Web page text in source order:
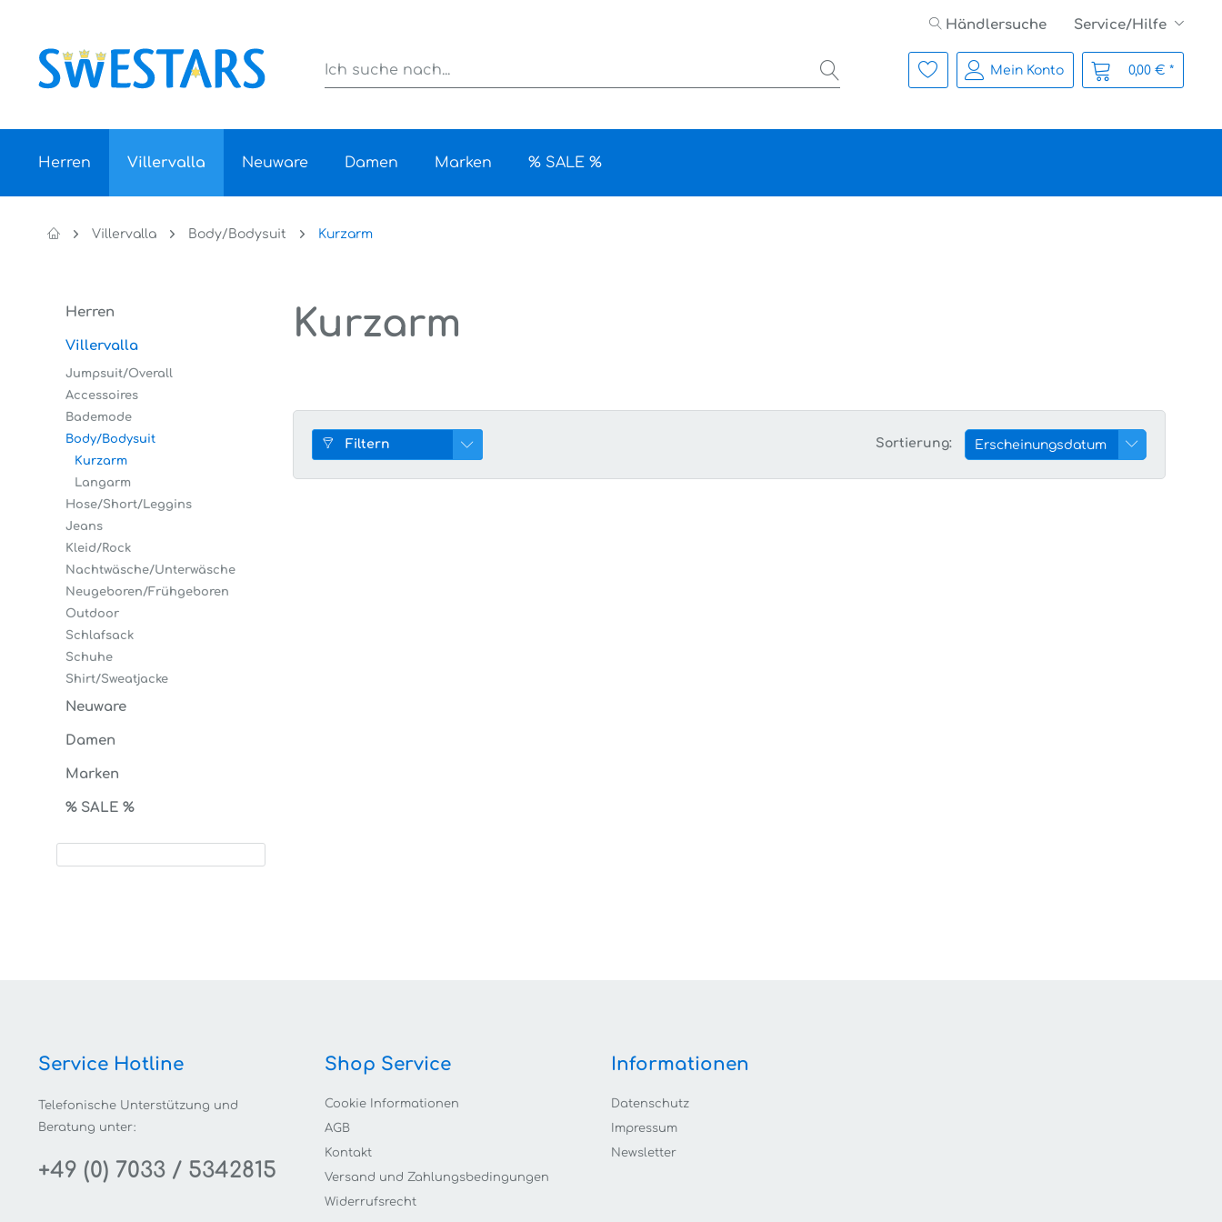
Händlersuche Service/Hilfe
Mein Konto 0,00 € *
Herren Villervalla Neuware Damen Marken % SALE %
Villervalla Body/Bodysuit Kurzarm
Herren
Villervalla
Jumpsuit/Overall
Accessoires
Bademode
Body/Bodysuit
Kurzarm
Langarm
Hose/Short/Leggins
Jeans
Kleid/Rock
Nachtwäsche/Unterwäsche
Neugeboren/Frühgeboren
Outdoor
Schlafsack
Schuhe
Shirt/Sweatjacke
Neuware
Damen
Marken
% SALE %
Kurzarm
Filtern Sortierung: Erscheinungsdatum
Service Hotline
Telefonische Unterstützung und
Beratung unter:
+49 (0) 7033 / 5342815
Shop Service
Cookie Informationen
AGB
Kontakt
Versand und Zahlungsbedingungen
Widerrufsrecht
Informationen
Datenschutz
Impressum
Newsletter